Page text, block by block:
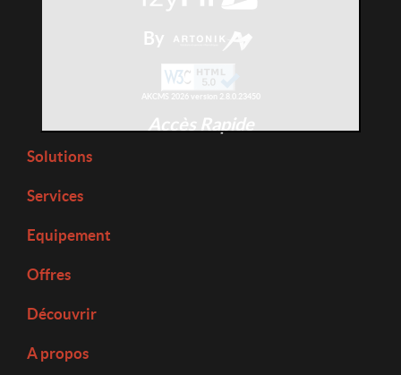
By
AKCMS 2026 version 2.8.0.23450
Accès Rapide
Solutions
Services
Equipement
Offres
Découvrir
A propos